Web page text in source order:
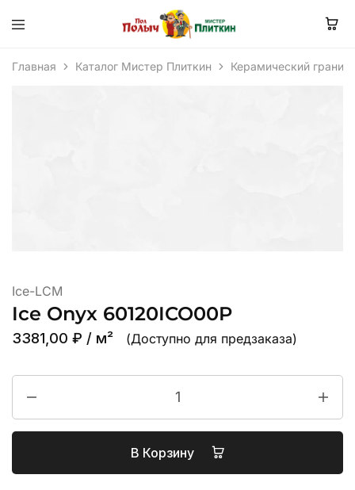
Главная Каталог Мистер Плиткин Керамический гранит
Ice-LCM
Ice Onyx 60120ICO00P
3381,00 ₽ / м² (Доступно для предзаказа)
В Корзину